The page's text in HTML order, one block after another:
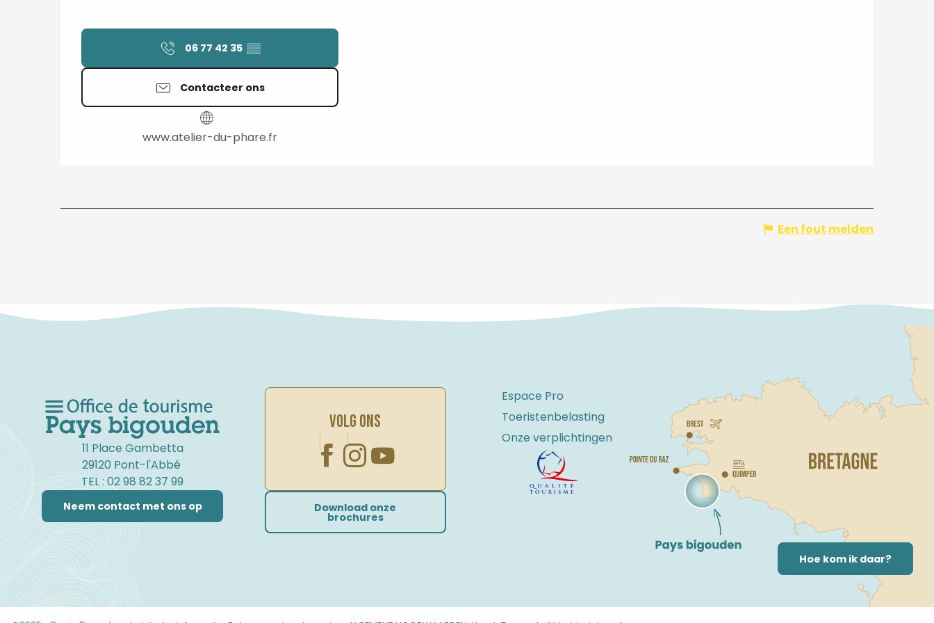
06 77 42 35 ▒▒
Contacteer ons
www.atelier-du-phare.fr
Een fout melden
11 Place Gambetta
29120 Pont-l'Abbé
TEL : 02 98 82 37 99
Neem contact met ons op
VOLG ONS
Download onze
brochures
Espace Pro
Toeristenbelasting
Onze verplichtingen
Hoe kom ik daar?